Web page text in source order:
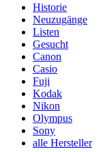
Historie
Neuzugänge
Listen
Gesucht
Canon
Casio
Fuji
Kodak
Nikon
Olympus
Sony
alle Hersteller